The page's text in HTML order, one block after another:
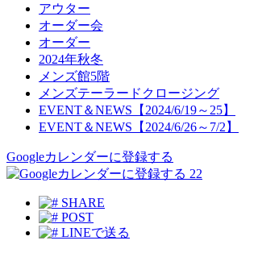
アウター
オーダー会
オーダー
2024年秋冬
メンズ館5階
メンズテーラードクロージング
EVENT＆NEWS【2024/6/19～25】
EVENT＆NEWS【2024/6/26～7/2】
Googleカレンダーに登録する
22
SHARE
POST
LINEで送る